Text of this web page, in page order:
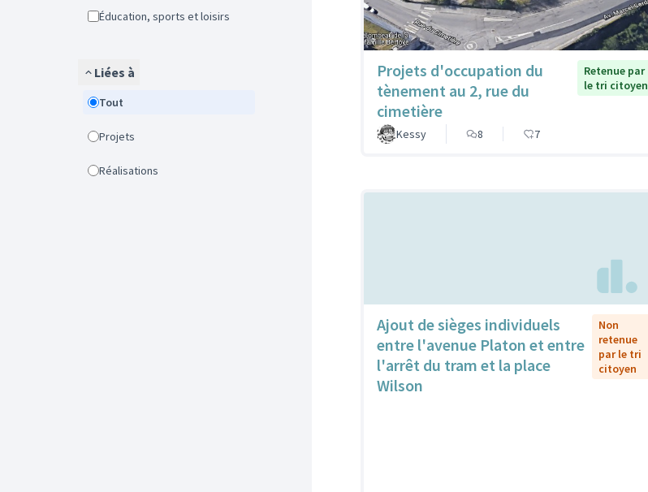
Éducation, sports et loisirs
Liées à
Tout
Projets
Réalisations
Projets d'occupation du
tènement au 2, rue du
cimetière
Retenue par
le tri citoyen
Kessy 8 7
Ajout de sièges individuels
entre l'avenue Platon et entre
l'arrêt du tram et la place
Wilson
Non
retenue
par le tri
citoyen